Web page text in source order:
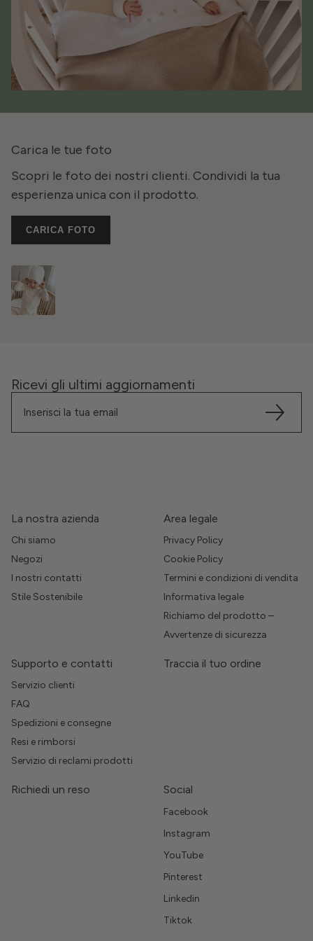
Carica le tue foto
Scopri le foto dei nostri clienti. Condividi la tua
esperienza unica con il prodotto.
CARICA FOTO
Ricevi gli ultimi aggiornamenti
La nostra azienda
Chi siamo
Negozi
I nostri contatti
Stile Sostenibile
Area legale
Privacy Policy
Cookie Policy
Termini e condizioni di vendita
Informativa legale
Richiamo del prodotto –
Avvertenze di sicurezza
Supporto e contatti
Servizio clienti
FAQ
Spedizioni e consegne
Resi e rimborsi
Servizio di reclami prodotti
Traccia il tuo ordine
Richiedi un reso Social
Facebook
Instagram
YouTube
Pinterest
Linkedin
Tiktok